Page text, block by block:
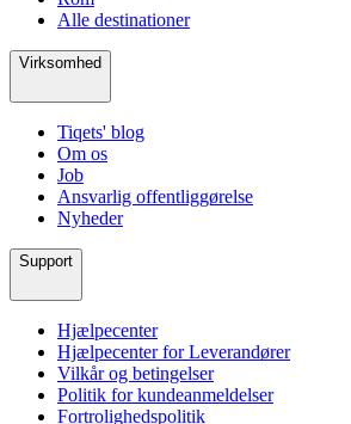
Alle destinationer
Virksomhed
Tiqets' blog
Om os
Job
Ansvarlig offentliggørelse
Nyheder
Support
Hjælpecenter
Hjælpecenter for Leverandører
Vilkår og betingelser
Politik for kundeanmeldelser
Fortrolighedspolitik